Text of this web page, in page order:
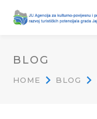
BLOG
HOME BLOG